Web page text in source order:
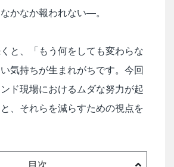
かなか報われない―。
と、「もう何をしても変わらな
気持ちが生まれがちです。今回
ド現場におけるムダな努力が起
、それらを減らすための視点を
目次